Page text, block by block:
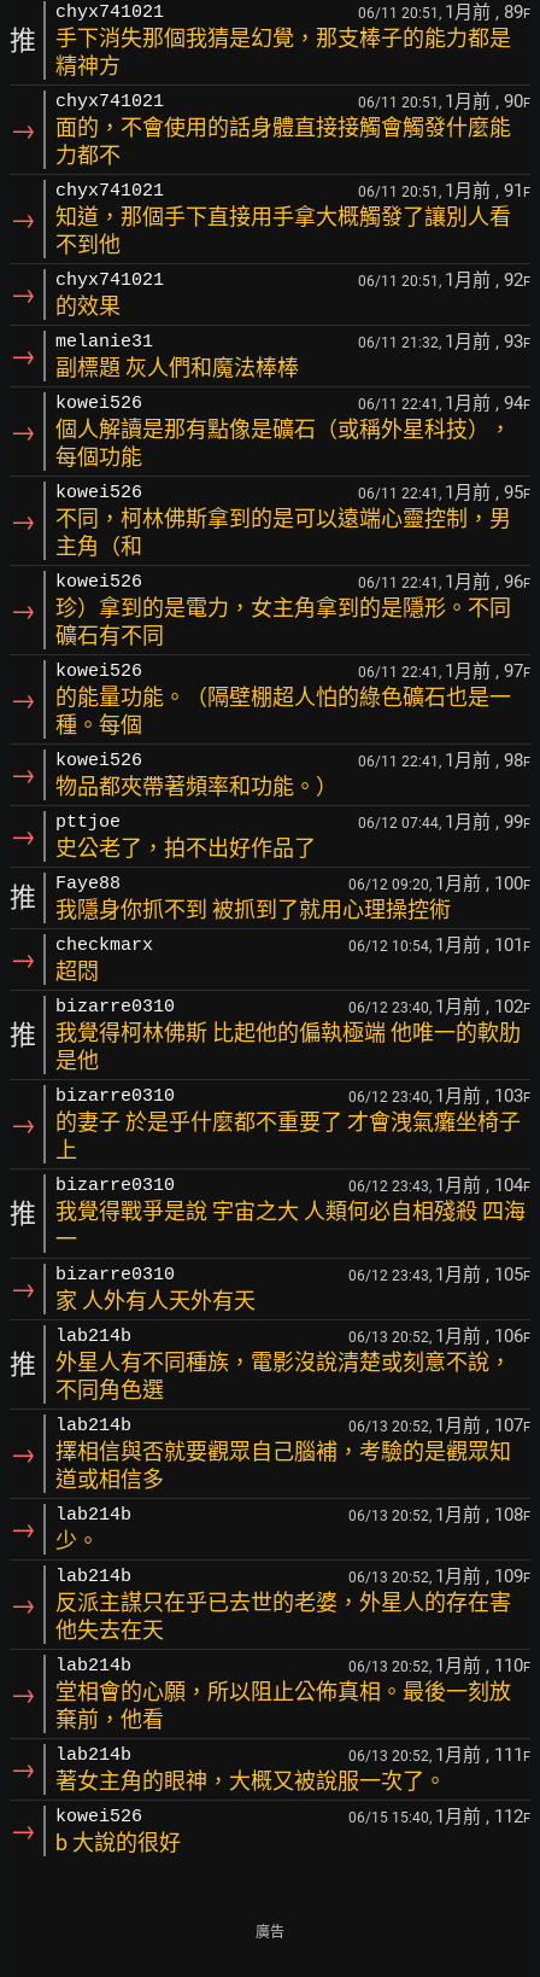
推
chyx741021 06/11 20:51, 1月前 , 89F
手下消失那個我猜是幻覺，那支棒子的能力都是
精神方
→
chyx741021 06/11 20:51, 1月前 , 90F
面的，不會使用的話身體直接接觸會觸發什麼能
力都不
→
chyx741021 06/11 20:51, 1月前 , 91 F
知道，那個手下直接用手拿大概觸發了讓別人看
不到他
→ chyx741021 06/11 20:51, 1月前 , 92F
的效果
→ melanie31 06/11 21:32, 1月前 , 93F
副標題 灰人們和魔法棒棒
→
kowei526 06/11 22:41, 1月前 , 94F
個人解讀是那有點像是礦石（或稱外星科技），
每個功能
→
kowei526 06/11 22:41, 1月前 , 95F
不同，柯林佛斯拿到的是可以遠端心靈控制，男
主角（和
→
kowei526 06/11 22:41, 1月前 , 96F
珍）拿到的是電力，女主角拿到的是隱形。不同
礦石有不同
→
kowei526 06/11 22:41, 1月前 , 97F
的能量功能。（隔壁棚超人怕的綠色礦石也是一
種。每個
→ kowei526 06/11 22:41, 1月前 , 98F
物品都夾帶著頻率和功能。）
→ pttjoe 06/12 07:44, 1月前 , 99F
史公老了，拍不出好作品了
推 Faye88 06/12 09:20, 1月前 , 100F
我隱身你抓不到 被抓到了就用心理操控術
→ checkmarx 06/12 10:54, 1月前 , 101 F
超悶
推
bizarre0310 06/12 23:40, 1月前 , 102F
我覺得柯林佛斯 比起他的偏執極端 他唯一的軟肋
是他
→
bizarre0310 06/12 23:40, 1月前 , 103F
的妻子 於是乎什麼都不重要了 才會洩氣癱坐椅子
上
推
bizarre0310 06/12 23:43, 1月前 , 104F
我覺得戰爭是說 宇宙之大 人類何必自相殘殺 四海
一
→ bizarre0310 06/12 23:43, 1月前 , 105F
家 人外有人天外有天
推
lab214b 06/13 20:52, 1月前 , 106F
外星人有不同種族，電影沒說清楚或刻意不說，
不同角色選
→
lab214b 06/13 20:52, 1月前 , 107F
擇相信與否就要觀眾自己腦補，考驗的是觀眾知
道或相信多
→ lab214b 06/13 20:52, 1月前 , 108F
少。
→
lab214b 06/13 20:52, 1月前 , 109F
反派主謀只在乎已去世的老婆，外星人的存在害
他失去在天
→
lab214b 06/13 20:52, 1月前 , 110F
堂相會的心願，所以阻止公佈真相。最後一刻放
棄前，他看
→ lab214b 06/13 20:52, 1月前 , 111 F
著女主角的眼神，大概又被說服一次了。
→ kowei526 06/15 15:40, 1月前 , 112F
b 大說的很好
廣告